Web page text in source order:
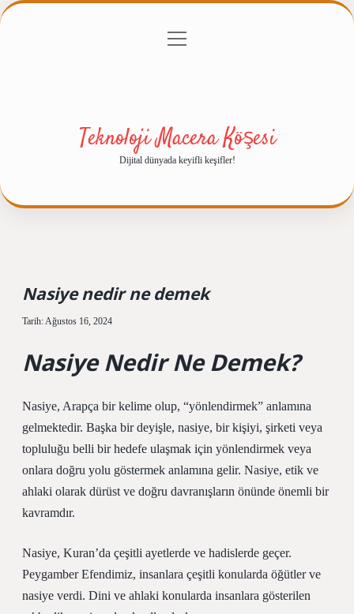
Gizlilik Politikası
menüyü
Teknoloji Macera Köşesi
Dijital dünyada keyifli keşifler!
Nasiye nedir ne demek
Tarih: Ağustos 16, 2024
Nasiye Nedir Ne Demek?
Nasiye, Arapça bir kelime olup, “yönlendirmek” anlamına
gelmektedir. Başka bir deyişle, nasiye, bir kişiyi, şirketi veya
topluluğu belli bir hedefe ulaşmak için yönlendirmek veya
onlara doğru yolu göstermek anlamına gelir. Nasiye, etik ve
ahlaki olarak dürüst ve doğru davranışların önünde önemli bir
kavramdır.
Nasiye, Kuran’da çeşitli ayetlerde ve hadislerde geçer.
Peygamber Efendimiz, insanlara çeşitli konularda öğütler ve
nasiye verdi. Dini ve ahlaki konularda insanlara gösterilen